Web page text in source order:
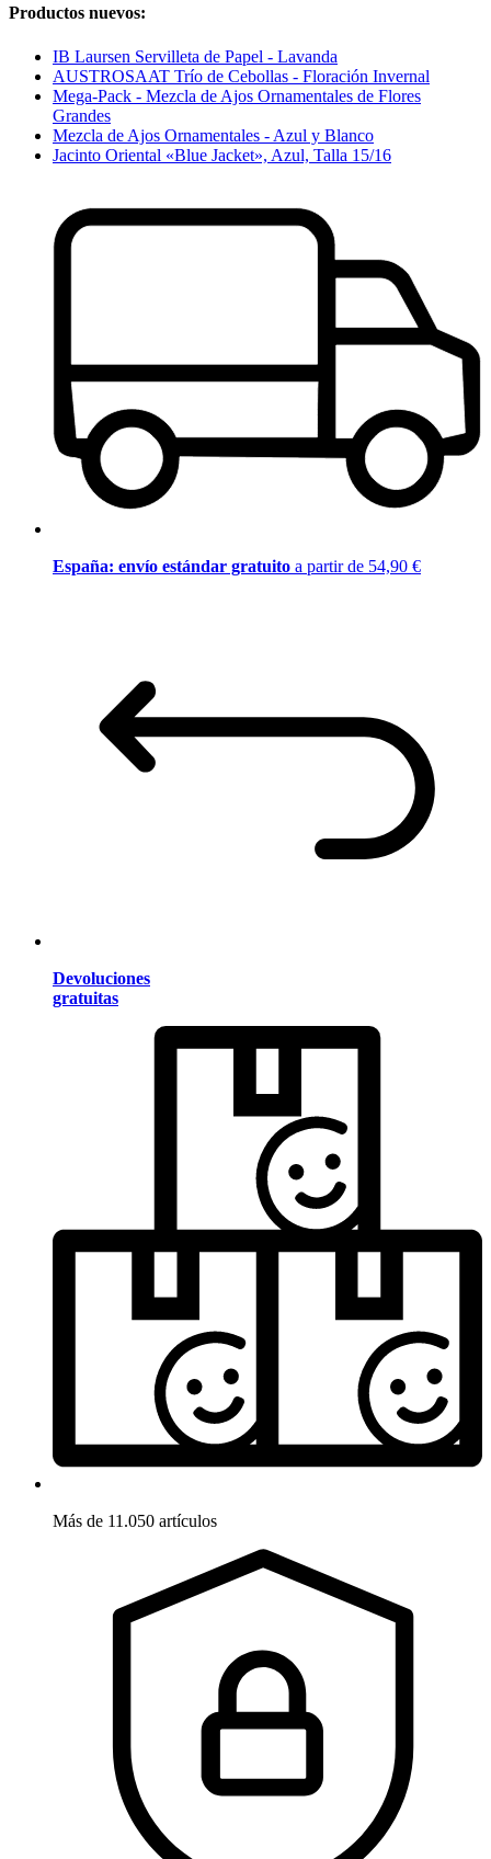
Productos nuevos:
IB Laursen Servilleta de Papel - Lavanda
AUSTROSAAT Trío de Cebollas - Floración Invernal
Mega-Pack - Mezcla de Ajos Ornamentales de Flores
Grandes
Mezcla de Ajos Ornamentales - Azul y Blanco
Jacinto Oriental «Blue Jacket», Azul, Talla 15/16
España: envío estándar gratuito a partir de 54,90 €
Devoluciones
gratuitas
Más de 11.050 artículos